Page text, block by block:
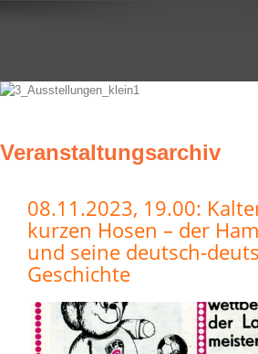
Veranstaltungsarchiv
08.11.2023, 19.00:
kurzen Hosen – der
und seine deutsch-
Geschichte